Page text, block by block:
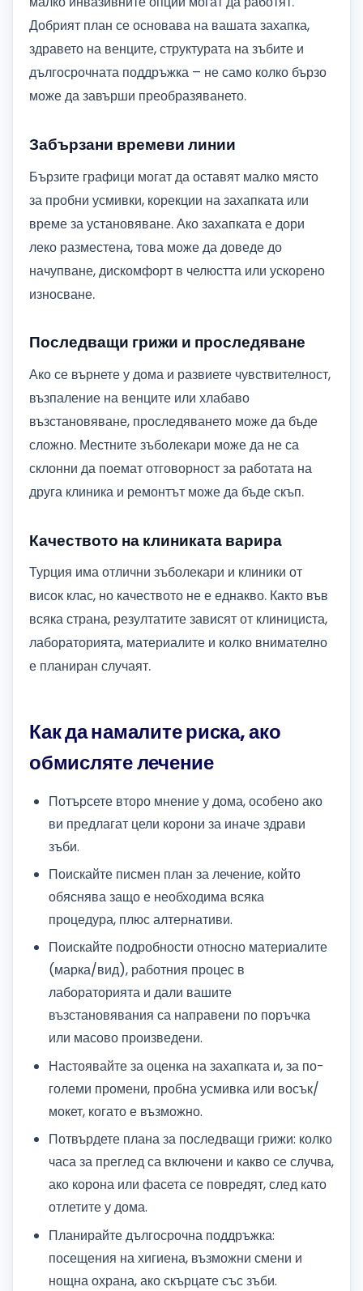
Добрият план се основава на вашата захапка,
здравето на венците, структурата на зъбите и
дългосрочната поддръжка – не само колко бързо
може да завърши преобразяването.
Забързани времеви линии
Бързите графици могат да оставят малко място
за пробни усмивки, корекции на захапката или
време за установяване. Ако захапката е дори
леко разместена, това може да доведе до
начупване, дискомфорт в челюстта или ускорено
износване.
Последващи грижи и проследяване
Ако се върнете у дома и развиете чувствителност,
възпаление на венците или хлабаво
възстановяване, проследяването може да бъде
сложно. Местните зъболекари може да не са
склонни да поемат отговорност за работата на
друга клиника и ремонтът може да бъде скъп.
Качеството на клиниката варира
Турция има отлични зъболекари и клиники от
висок клас, но качеството не е еднакво. Както във
всяка страна, резултатите зависят от клинициста,
лабораторията, материалите и колко внимателно
е планиран случаят.
Как да намалите риска, ако
обмисляте лечение
Потърсете второ мнение у дома, особено ако
ви предлагат цели корони за иначе здрави
зъби.
Поискайте писмен план за лечение, който
обяснява защо е необходима всяка
процедура, плюс алтернативи.
Поискайте подробности относно материалите
(марка/вид), работния процес в
лабораторията и дали вашите
възстановявания са направени по поръчка
или масово произведени.
Настоявайте за оценка на захапката и, за по-
големи промени, пробна усмивка или восък/
мокет, когато е възможно.
Потвърдете плана за последващи грижи: колко
часа за преглед са включени и какво се случва,
ако корона или фасета се повредят, след като
отлетите у дома.
Планирайте дългосрочна поддръжка:
посещения на хигиена, възможни смени и
нощна охрана, ако скърцате със зъби.